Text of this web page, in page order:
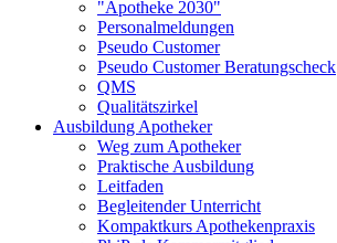
"Apotheke 2030"
Personalmeldungen
Pseudo Customer
Pseudo Customer Beratungscheck
QMS
Qualitätszirkel
Ausbildung Apotheker
Weg zum Apotheker
Praktische Ausbildung
Leitfaden
Begleitender Unterricht
Kompaktkurs Apothekenpraxis